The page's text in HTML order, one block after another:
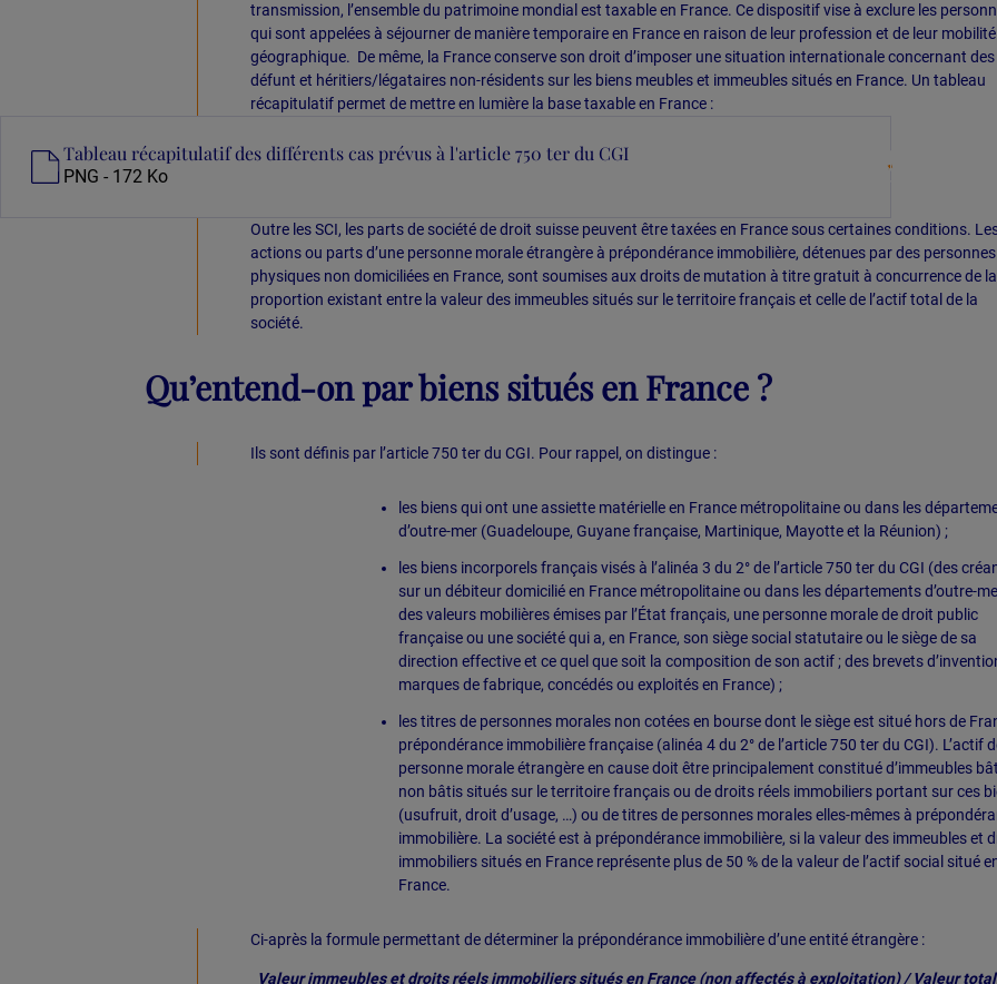
transmission, l’ensemble du patrimoine mondial est taxable en France. Ce dispositif vise à exclure les
qui sont appelées à séjourner de manière temporaire en France en raison de leur profession et de leur mobilité
géographique. De même, la France conserve son droit d’imposer une situation internationale concernant des
défunt et héritiers/légataires non-résidents sur les biens meubles et immeubles situés en France. Un tableau
récapitulatif permet de mettre en lumière la base taxable en France :
Tableau récapitulatif des différents cas prévus à l'article 750 ter du CGI
PNG - 172 Ko
Outre les SCI, les parts de société de droit suisse peuvent être taxées en France sous certaines conditions.
actions ou parts d’une personne morale étrangère à prépondérance immobilière, détenues par des personnes
physiques non domiciliées en France, sont soumises aux droits de mutation à titre gratuit à concurrence de la
proportion existant entre la valeur des immeubles situés sur le territoire français et celle de l’actif total de la
société.
Qu’entend-on par biens situés en France ?
Ils sont définis par l’article 750 ter du CGI. Pour rappel, on distingue :
les biens qui ont une assiette matérielle en France métropolitaine ou dans les
d’outre-mer (Guadeloupe, Guyane française, Martinique, Mayotte et la Réunion) ;
les biens incorporels français visés à l’alinéa 3 du 2° de l’article 750 ter du CGI (des
sur un débiteur domicilié en France métropolitaine ou dans les départements d’outre-
des valeurs mobilières émises par l’État français, une personne morale de droit public
française ou une société qui a, en France, son siège social statutaire ou le siège de sa
direction effective et ce quel que soit la composition de son actif ; des brevets
marques de fabrique, concédés ou exploités en France) ;
les titres de personnes morales non cotées en bourse dont le siège est situé hors de
prépondérance immobilière française (alinéa 4 du 2° de l’article 750 ter du CGI). L’actif
personne morale étrangère en cause doit être principalement constitué d’immeubles
non bâtis situés sur le territoire français ou de droits réels immobiliers portant sur ces
(usufruit, droit d’usage, …) ou de titres de personnes morales elles-mêmes à
immobilière. La société est à prépondérance immobilière, si la valeur des immeubles et
immobiliers situés en France représente plus de 50 % de la valeur de l’actif social situé
France.
Ci-après la formule permettant de déterminer la prépondérance immobilière d’une entité étrangère :
Valeur immeubles et droits réels immobiliers situés en France (non affectés à exploitation) / Valeur